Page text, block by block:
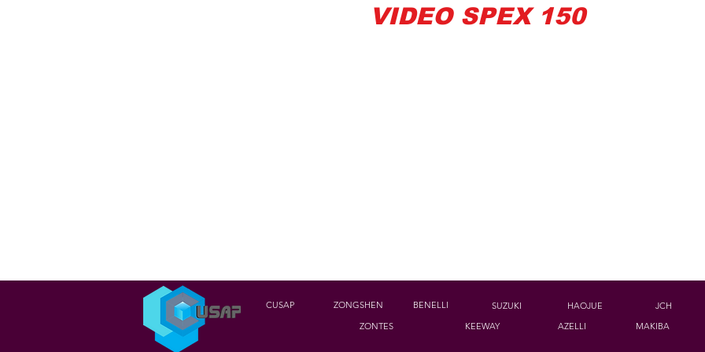
VIDEO SPEX 150
CUSAP ZONGSHEN BENELLI
SUZUKI
ZONTES
KEEWAY
HAOJUE
AZELLI
JCH
MAKIBA